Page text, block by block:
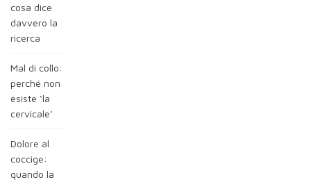
cosa dice
davvero la
ricerca
Mal di collo:
perché non
esiste ‘la
cervicale’
Dolore al
coccige:
quando la